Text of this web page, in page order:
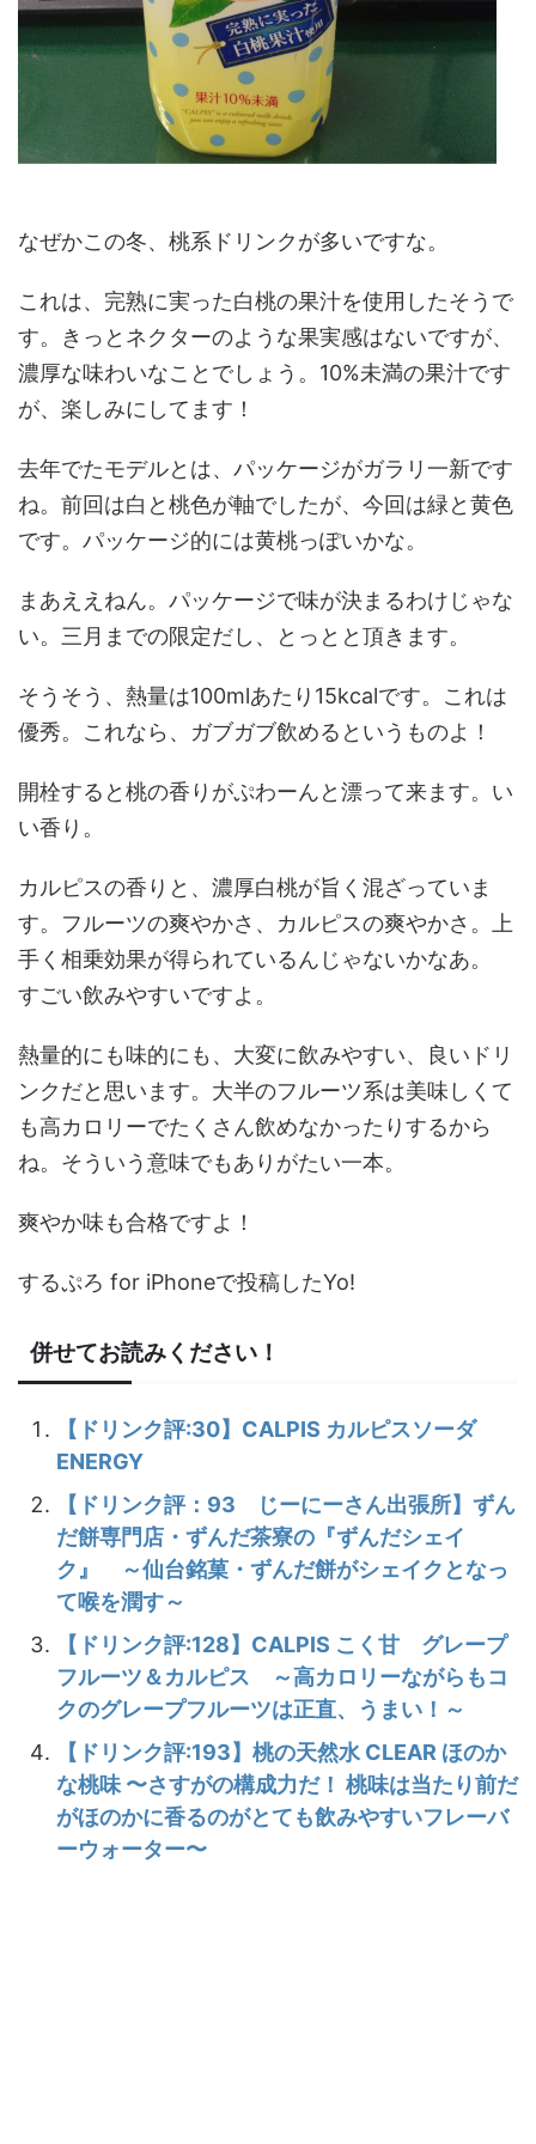
なぜかこの冬、桃系ドリンクが多いですな。
これは、完熟に実った白桃の果汁を使用したそうで
す。きっとネクターのような果実感はないですが、
濃厚な味わいなことでしょう。10%未満の果汁です
が、楽しみにしてます！
去年でたモデルとは、パッケージがガラリ一新です
ね。前回は白と桃色が軸でしたが、今回は緑と黄色
です。パッケージ的には黄桃っぽいかな。
まあええねん。パッケージで味が決まるわけじゃな
い。三月までの限定だし、とっとと頂きます。
そうそう、熱量は100mlあたり15kcalです。これは
優秀。これなら、ガブガブ飲めるというものよ！
開栓すると桃の香りがぷわーんと漂って来ます。い
い香り。
カルピスの香りと、濃厚白桃が旨く混ざっていま
す。フルーツの爽やかさ、カルピスの爽やかさ。上
手く相乗効果が得られているんじゃないかなあ。
すごい飲みやすいですよ。
熱量的にも味的にも、大変に飲みやすい、良いドリ
ンクだと思います。大半のフルーツ系は美味しくて
も高カロリーでたくさん飲めなかったりするから
ね。そういう意味でもありがたい一本。
爽やか味も合格ですよ！
するぷろ for iPhoneで投稿したYo!
併せてお読みください！
【ドリンク評:30】CALPIS カルピスソーダ
ENERGY
【ドリンク評：93 じーにーさん出張所】ずん
だ餅専門店・ずんだ茶寮の『ずんだシェイ
ク』 ～仙台銘菓・ずんだ餅がシェイクとなっ
て喉を潤す～
【ドリンク評:128】CALPIS こく甘 グレープ
フルーツ＆カルピス ～高カロリーながらもコ
クのグレープフルーツは正直、うまい！～
【ドリンク評:193】桃の天然水 CLEAR ほのか
な桃味 〜さすがの構成力だ！ 桃味は当たり前だ
がほのかに香るのがとても飲みやすいフレーバ
ーウォーター〜